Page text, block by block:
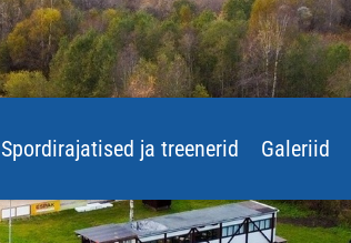
Spordirajatised ja treenerid Galeriid